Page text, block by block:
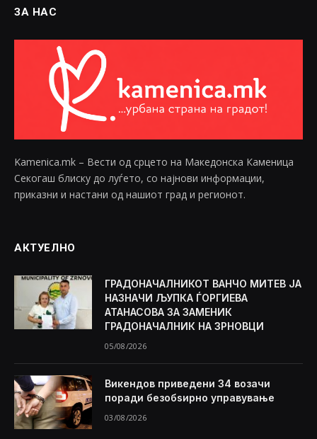
ЗА НАС
Kamenica.mk – Вести од срцето на Македонска Каменица
Секогаш блиску до луѓето, со најнови информации,
приказни и настани од нашиот град и регионот.
АКТУЕЛНО
ГРАДОНАЧАЛНИКОТ ВАНЧО МИТЕВ ЈА
НАЗНАЧИ ЉУПКА ЃОРГИЕВА
АТАНАСОВА ЗА ЗАМЕНИК
ГРАДОНАЧАЛНИК НА ЗРНОВЦИ
05/08/2026
Викендов приведени 34 возачи
поради безобѕирно управување
03/08/2026